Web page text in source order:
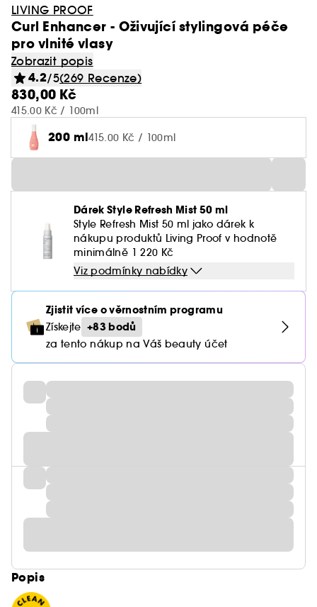
LIVING PROOF
Curl Enhancer - Oživující stylingová péče
pro vlnité vlasy
Zobrazit popis
4.2/5(269 Recenze)
830,00 Kč
415.00 Kč / 100ml
200 ml415.00 Kč / 100ml
Dárek Style Refresh Mist 50 ml
Style Refresh Mist 50 ml jako dárek k
nákupu produktů Living Proof v hodnotě
minimálně 1 220 Kč
Viz podmínky nabídky
Zjistit více o věrnostním programu
Získejte +83 bodů
za tento nákup na Váš beauty účet
Popis